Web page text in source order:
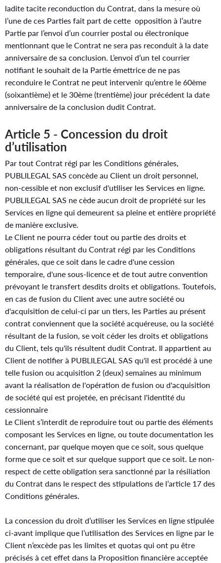
ladite tacite reconduction du Contrat, dans la mesure où
l’une de ces Parties fait part de cette opposition à l’autre
Partie par l’envoi d’un courrier postal ou électronique
mentionnant que le Contrat ne sera pas reconduit à la date
anniversaire de sa conclusion. L’envoi d’un tel courrier
notifiant le souhait de la Partie émettrice de ne pas
reconduire le Contrat ne peut intervenir qu’entre le 60ème
(soixantième) et le 30ème (trentième) jour précédent la date
anniversaire de la conclusion dudit Contrat.
Article 5 - Concession du droit
d’utilisation
Par tout Contrat régi par les Conditions générales,
PUBLILEGAL SAS concède au Client un droit personnel,
non-cessible et non exclusif d'utiliser les Services en ligne.
PUBLILEGAL SAS ne cède aucun droit de propriété sur les
Services en ligne qui demeurent sa pleine et entière propriété
de manière exclusive.
Le Client ne pourra céder tout ou partie des droits et
obligations résultant du Contrat régi par les Conditions
générales, que ce soit dans le cadre d'une cession
temporaire, d'une sous-licence et de tout autre convention
prévoyant le transfert desdits droits et obligations. Toutefois,
en cas de fusion du Client avec une autre société ou
d'acquisition de celui-ci par un tiers, les Parties au présent
contrat conviennent que la société acquéreuse, ou la société
résultant de la fusion, se voit céder les droits et obligations
du Client, tels qu'ils résultent dudit Contrat. Il appartient au
Client de notifier à PUBLILEGAL SAS qu'il est procédé à une
telle fusion ou acquisition 2 (deux) semaines au minimum
avant la réalisation de l'opération de fusion ou d'acquisition
de société qui est projetée, en précisant l'identité du
cessionnaire
Le Client s’interdit de reproduire tout ou partie des éléments
composant les Services en ligne, ou toute documentation les
concernant, par quelque moyen que ce soit, sous quelque
forme que ce soit et sur quelque support que ce soit. Le non-
respect de cette obligation sera sanctionné par la résiliation
du Contrat dans le respect des stipulations de l’article 17 des
Conditions générales.
La concession du droit d’utiliser les Services en ligne stipulée
ci-avant implique que l’utilisation des Services en ligne par le
Client n’excède pas les limites et quotas qui ont pu être
précisés à cet effet dans la Proposition financière acceptée